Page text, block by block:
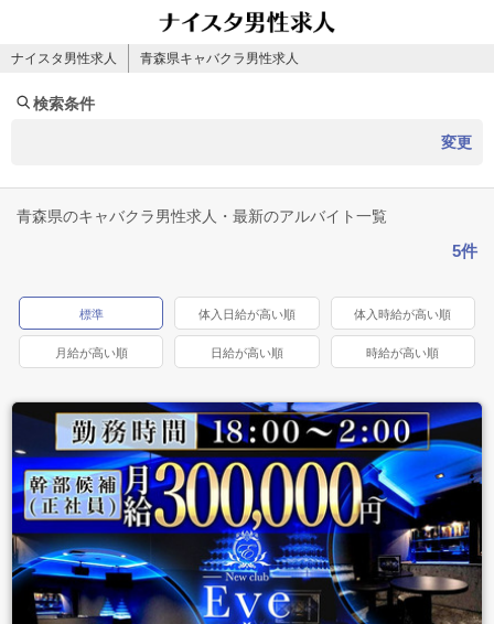
ナイスタ男性求人 青森県キャバクラ男性求人
検索条件
変更
青森県のキャバクラ男性求人・最新のアルバイト一覧
5件
標準 体入日給が高い順 体入時給が高い順
月給が高い順 日給が高い順 時給が高い順